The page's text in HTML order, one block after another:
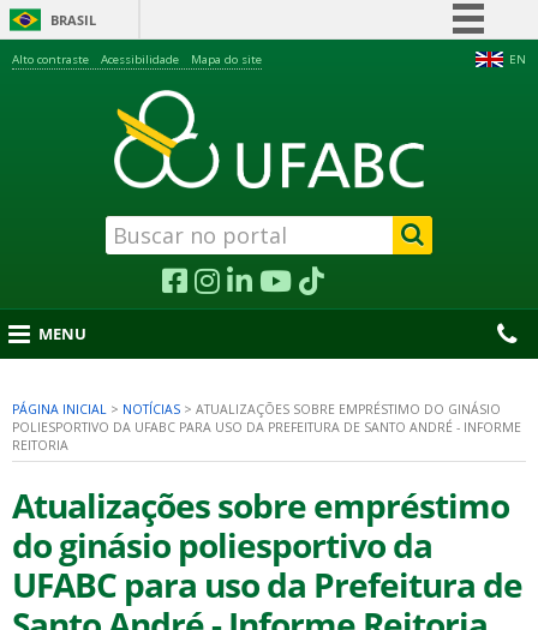
BRASIL
Acesso à informação
Legislação
Canais
EN
Alto contraste Acessibilidade Mapa do site
MENU
PÁGINA INICIAL > NOTÍCIAS > ATUALIZAÇÕES SOBRE EMPRÉSTIMO DO GINÁSIO
POLIESPORTIVO DA UFABC PARA USO DA PREFEITURA DE SANTO ANDRÉ - INFORME
REITORIA
Atualizações sobre empréstimo
do ginásio poliesportivo da
UFABC para uso da Prefeitura de